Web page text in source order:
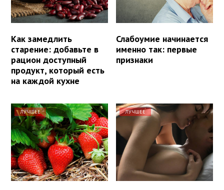
Как замедлить
старение: добавьте в
рацион доступный
продукт, который есть
на каждой кухне
Слабоумие начинается
именно так: первые
признаки
ЛУЧШЕЕ ЛУЧШЕЕ